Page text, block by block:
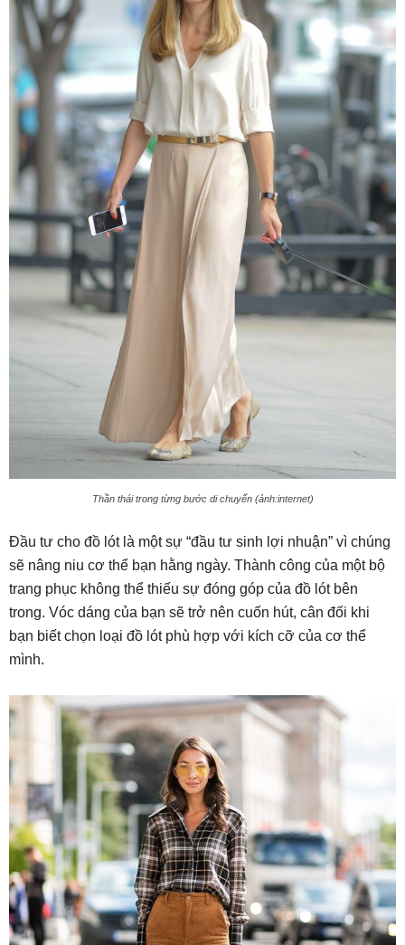
Thần thái trong từng bước di chuyển (ảnh:internet)
Đầu tư cho đồ lót là một sự “đầu tư sinh lợi nhuận” vì chúng
sẽ nâng niu cơ thể bạn hằng ngày. Thành công của một bộ
trang phục không thể thiếu sự đóng góp của đồ lót bên
trong. Vóc dáng của bạn sẽ trở nên cuốn hút, cân đối khi
bạn biết chọn loại đồ lót phù hợp với kích cỡ của cơ thể
mình.